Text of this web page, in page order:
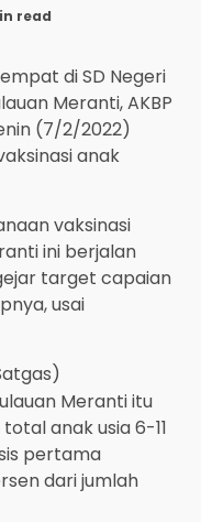
read
di SD Negeri
Meranti, AKBP
(7/2/2022)
anak
vaksinasi
ini berjalan
target capaian
usai
Meranti itu
anak usia 6-11
pertama
dari jumlah